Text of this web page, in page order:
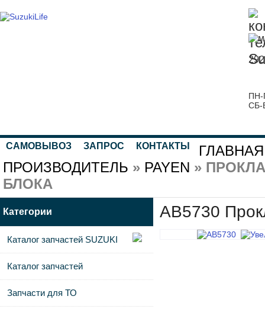
ПН-
СБ-
САМОВЫВОЗ ЗАПРОС КОНТАКТЫ ГЛАВНАЯ
ПРОИЗВОДИТЕЛЬ » PAYEN »
БЛОКА
AB5730
Категории
Каталог запчастей SUZUKI
Каталог запчастей
Запчасти для ТО